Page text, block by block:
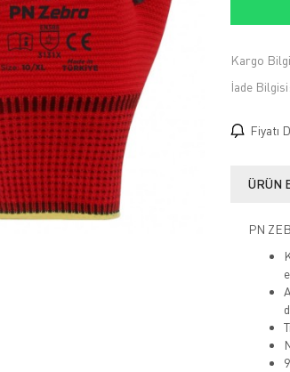
Kargo
İade Bilgisi:
Fiyatı
ÜRÜN
PN